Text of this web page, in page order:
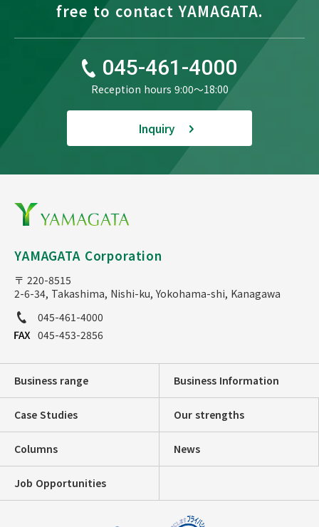
free to contact YAMAGATA.
045-461-4000
Reception hours 9:00〜18:00
Inquiry
YAMAGATA Corporation
〒 220-8515
2-6-34, Takashima, Nishi-ku, Yokohama-shi, Kanagawa
045-461-4000
045-453-2856
Business range Business Information
Case Studies Our strengths
Columns News
Job Opportunities